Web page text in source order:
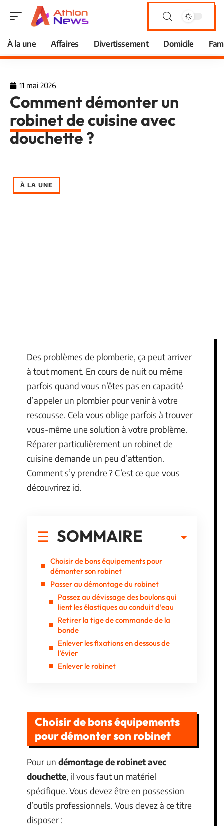
À la une Affaires Divertissement Domicile
11 mai 2026
Comment démonter un
robinet de cuisine avec
douchette ?
À LA UNE
Des problèmes de plomberie, ça peut arriver
à tout moment. En cours de nuit ou même
parfois quand vous n’êtes pas en capacité
d’appeler un plombier pour venir à votre
rescousse. Cela vous oblige parfois à trouver
vous-même une solution à votre problème.
Réparer particulièrement un robinet de
cuisine demande un peu d’attention.
Comment s’y prendre ? C’est ce que vous
découvrirez ici.
SOMMAIRE
Choisir de bons équipements pour
démonter son robinet
Passer au démontage du robinet
Passez au dévissage des boulons qui
lient les élastiques au conduit d’eau
Retirer la tige de commande de la
bonde
Enlever les fixations en dessous de
l’évier
Enlever le robinet
Choisir de bons équipements
pour démonter son robinet
Pour un démontage de robinet avec
douchette, il vous faut un matériel
spécifique. Vous devez être en possession
d’outils professionnels. Vous devez à ce titre
disposer :